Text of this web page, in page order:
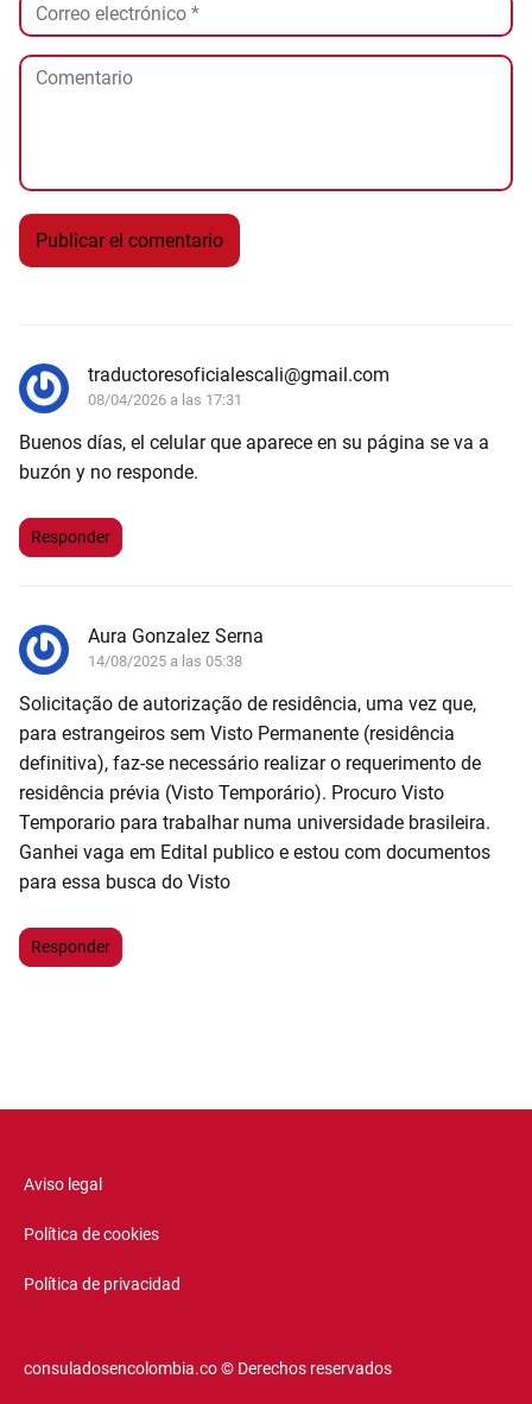
traductoresoficialescali@gmail.com
08/04/2026 a las 17:31
Buenos días, el celular que aparece en su página se va a
buzón y no responde.
Responder
Aura Gonzalez Serna
14/08/2025 a las 05:38
Solicitação de autorização de residência, uma vez que,
para estrangeiros sem Visto Permanente (residência
definitiva), faz-se necessário realizar o requerimento de
residência prévia (Visto Temporário). Procuro Visto
Temporario para trabalhar numa universidade brasileira.
Ganhei vaga em Edital publico e estou com documentos
para essa busca do Visto
Responder
Aviso legal
Política de cookies
Política de privacidad
consuladosencolombia.co © Derechos reservados